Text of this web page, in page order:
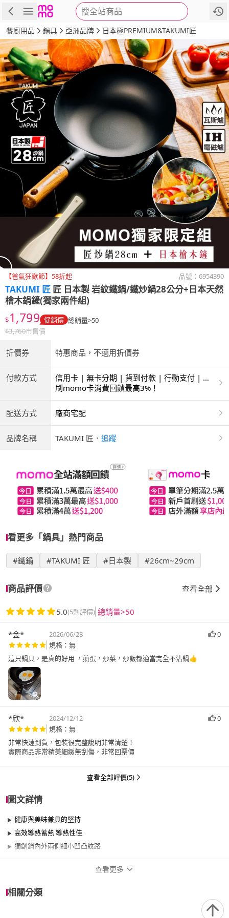
搜全站商品
商品 評價 詳情
餐廚用品 鍋具 亞洲品牌 日本極PREMIUM&TAKUMI匠
【爸氣狂歡節】58折起 品號： 6954390
TAKUMI 匠 匠 日本製 岩紋鐵鍋/鐵炒鍋28公分+日本天然
檜木鍋鏟(獨家兩件組)
$1,799 促銷價 總銷量>50
$3,760市售價
折價券 特惠商品，不適用折價券
付款方式
信用卡 | 無卡分期 | 貨到付款 | 行動支付 | 超
商付款 | ATM | 銀聯卡
刷momo卡消費回饋最高3%！
配送方式 廠商宅配
品牌名稱 TAKUMI 匠 ． 追蹤
看更多「鍋具」熱門商品
#鐵鍋 #TAKUMI 匠 #日本製 #26cm~29cm
商品評價 查看全部
5.0(5則評價) 總銷量>50
*金* 2026/06/28
0
規格：無
這只鍋具，是真的好用 ，煎蛋，炒菜，炒飯都適當完全不沾鍋👍
*欣* 2024/12/12
0
規格：無
非常快速到貨，包裝很完整說明非常清楚！
實際商品非常精美細緻無刮傷，非常回票價
查看全部評價(5)
圖文詳情
健康與美味兼具的堅持
高效導熱蓄熱 導熱性佳
獨創鍋內外兩側細小凹凸紋路
查看更多
相關分類